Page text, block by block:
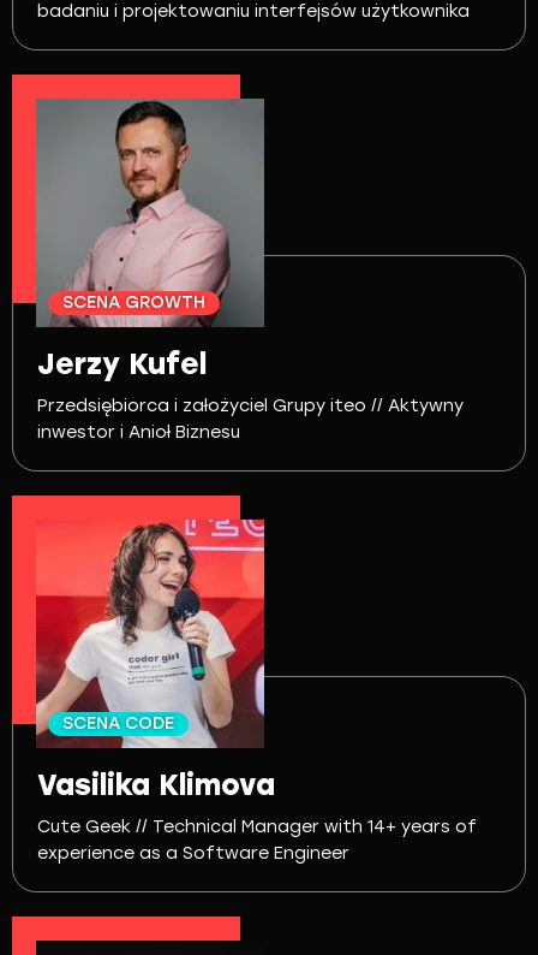
badaniu i projektowaniu interfejsów użytkownika
SCENA GROWTH
Jerzy Kufel
Przedsiębiorca i założyciel Grupy iteo // Aktywny
inwestor i Anioł Biznesu
SCENA CODE
Vasilika Klimova
Cute Geek // Technical Manager with 14+ years of
experience as a Software Engineer